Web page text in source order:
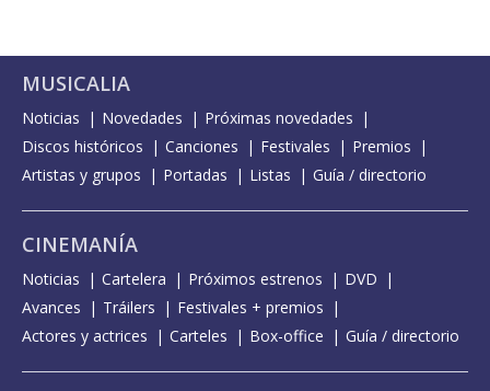
MUSICALIA
Noticias Novedades
Próximas novedades
Discos históricos
Canciones Festivales
Premios
Artistas y grupos
Portadas Listas Guía / directorio
CINEMANÍA
Noticias Cartelera Próximos estrenos
DVD
Avances
Tráilers
Festivales + premios
Actores y actrices
Carteles Box-office Guía / directorio